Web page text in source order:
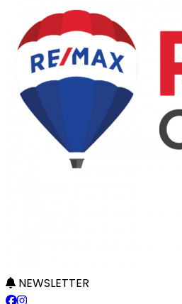
NEWSLETTER